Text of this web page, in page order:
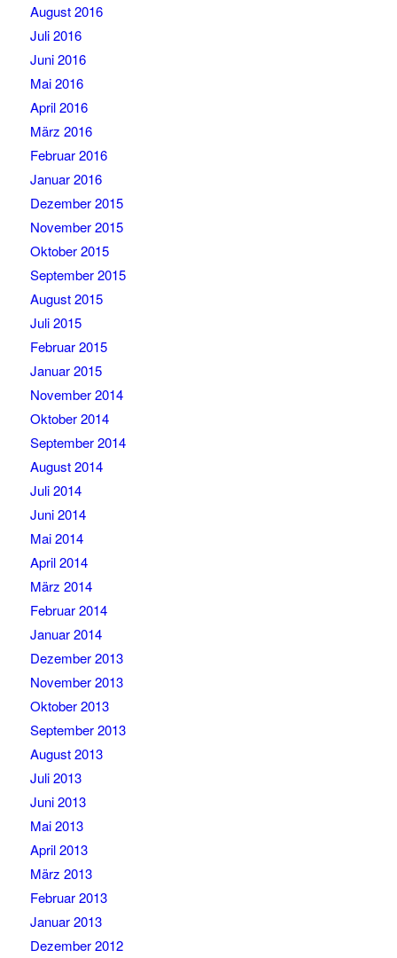
August 2016
Juli 2016
Juni 2016
Mai 2016
April 2016
März 2016
Februar 2016
Januar 2016
Dezember 2015
November 2015
Oktober 2015
September 2015
August 2015
Juli 2015
Februar 2015
Januar 2015
November 2014
Oktober 2014
September 2014
August 2014
Juli 2014
Juni 2014
Mai 2014
April 2014
März 2014
Februar 2014
Januar 2014
Dezember 2013
November 2013
Oktober 2013
September 2013
August 2013
Juli 2013
Juni 2013
Mai 2013
April 2013
März 2013
Februar 2013
Januar 2013
Dezember 2012